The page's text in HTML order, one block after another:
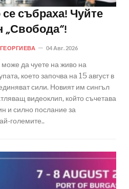
събраха! Чуйте
„Свобода“!
04 Авг. 2026
може да чуете на живо на
което започва на 15 август в
сили. Новият им сингъл
видеоклип, който съчетава
и силно послание за
големите..